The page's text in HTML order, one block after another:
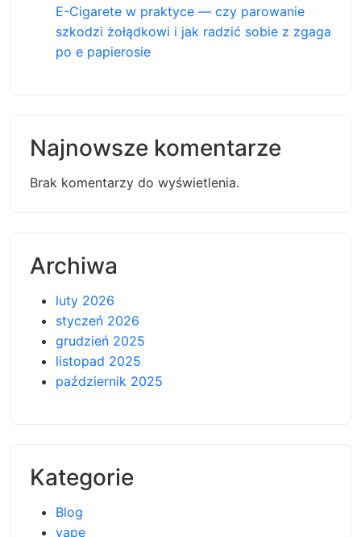
E-Cigarete w praktyce — czy parowanie
szkodzi żołądkowi i jak radzić sobie z zgaga
po e papierosie
Najnowsze komentarze
Brak komentarzy do wyświetlenia.
Archiwa
luty 2026
styczeń 2026
grudzień 2025
listopad 2025
październik 2025
Kategorie
Blog
vape